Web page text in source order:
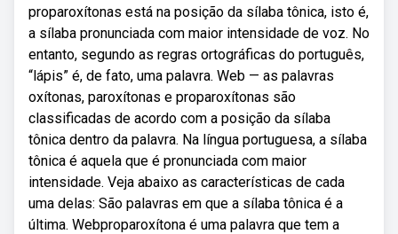
proparoxítonas está na posição da sílaba tônica, isto é,
a sílaba pronunciada com maior intensidade de voz. No
entanto, segundo as regras ortográficas do português,
“lápis” é, de fato, uma palavra. Web — as palavras
oxítonas, paroxítonas e proparoxítonas são
classificadas de acordo com a posição da sílaba
tônica dentro da palavra. Na língua portuguesa, a sílaba
tônica é aquela que é pronunciada com maior
intensidade. Veja abaixo as características de cada
uma delas: São palavras em que a sílaba tônica é a
última. Webproparoxítona é uma palavra que tem a